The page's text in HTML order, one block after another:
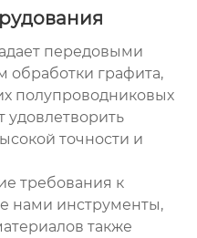
передовыми
графита,
полупроводниковых
удовлетворить
точности и
требования к
нами инструменты,
также